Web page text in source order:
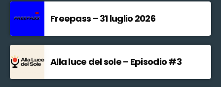
Freepass – 31 luglio 2026
Alla luce del sole – Episodio #3